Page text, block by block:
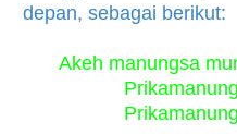
depan, sebagai berikut:
Akeh manungsa